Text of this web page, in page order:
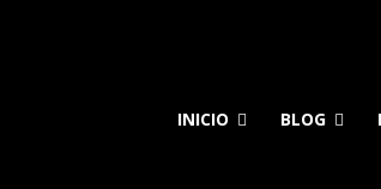
INICIO BLOG